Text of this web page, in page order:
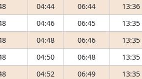
04:44 06:44 13:36
04:46 06:45 13:35
04:48 06:46 13:35
04:50 06:48 13:35
04:52 06:49 13:35